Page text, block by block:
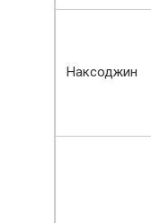
Наксоджин